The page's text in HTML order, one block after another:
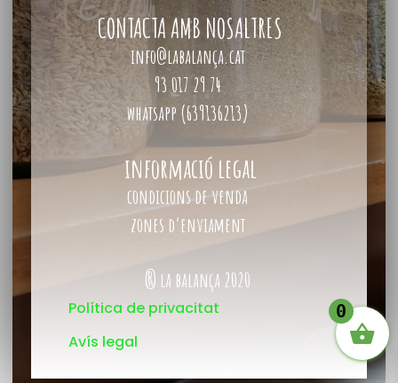
CONTACTA AMB NOSALTRES
info@labalança.cat
93 017 29 74
whatsapp (639136213)
informació legal
condicions de venda
zones d’enviament
® la balança 2020
Política de privacitat
Avís legal
0